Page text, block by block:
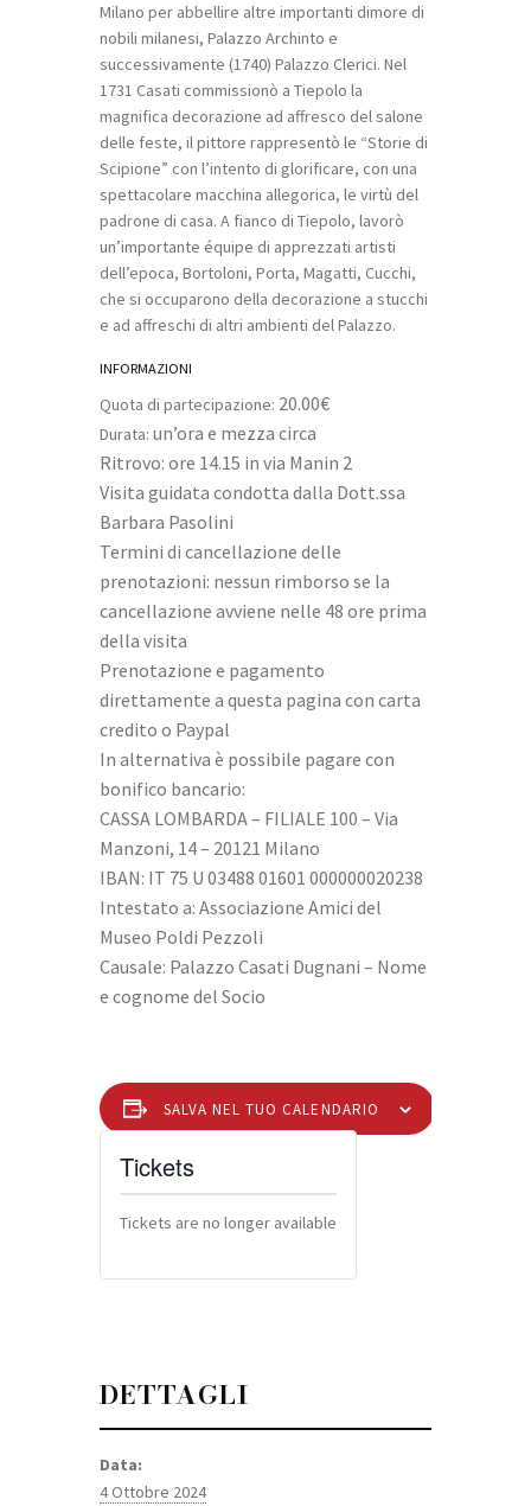
Milano per abbellire altre importanti dimore di
nobili milanesi, Palazzo Archinto e
successivamente (1740) Palazzo Clerici. Nel
1731 Casati commissionò a Tiepolo la
magnifica decorazione ad affresco del salone
delle feste, il pittore rappresentò le “Storie di
Scipione” con l’intento di glorificare, con una
spettacolare macchina allegorica, le virtù del
padrone di casa. A fianco di Tiepolo, lavorò
un’importante équipe di apprezzati artisti
dell’epoca, Bortoloni, Porta, Magatti, Cucchi,
che si occuparono della decorazione a stucchi
e ad affreschi di altri ambienti del Palazzo.
INFORMAZIONI
Quota di partecipazione: 20.00€
Durata: un’ora e mezza circa
Ritrovo: ore 14.15 in via Manin 2
Visita guidata condotta dalla Dott.ssa
Barbara Pasolini
Termini di cancellazione delle
prenotazioni: nessun rimborso se la
cancellazione avviene nelle 48 ore prima
della visita
Prenotazione e pagamento
direttamente a questa pagina con carta
credito o Paypal
In alternativa è possibile pagare con
bonifico bancario:
CASSA LOMBARDA – FILIALE 100 – Via
Manzoni, 14 – 20121 Milano
IBAN: IT 75 U 03488 01601 000000020238
Intestato a: Associazione Amici del
Museo Poldi Pezzoli
Causale: Palazzo Casati Dugnani – Nome
e cognome del Socio
SALVA NEL TUO CALENDARIO
DETTAGLI
Data:
4 Ottobre 2024
Tickets
Tickets are no longer available